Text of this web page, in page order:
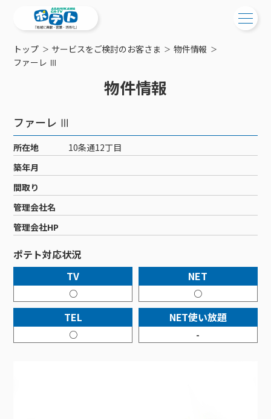
ご検討中の方
工事・配線について
新居をご検討中の方へ
ポテトを導入している集合住宅
物件情報
特典・キャンペーン
おトクな割引サービス
ご加入中の方
ご加入中のサービス確認・変更
WEBメール
サポートサービス
サポートサービストップ
リモートコール
回線速度測定
接続・設定⽅法
訪問サポート＆サポートパックサービス料⾦表
新着情報
メンテナンス・障害情報
ポテトからのプレゼント
イベントカレンダー
講座のご案内
サービス案内
サービス案内
ケーブルテレビ
ケーブルテレビトップ
チャンネル紹介
料⾦プラン
NHK衛星受信料団体⼀括⽀払
機器⼀覧
インターネット
インターネットトップ
料⾦プラン
Wi-Fiサービス
ポテトホーム防犯カメラ
オプションサービス
インターネットギガシェアプラン
固定電話
固定電話トップ
基本料⾦・通話料⾦
オプションサービス
auスマートバリュー
auまとめトーク
ポテトスマートフォントップ
料⾦プラン
機種⼀覧
オプションサービス
でんき
でんきトップ
ポラリンでんき×ポテト
ポテトでんき
暮らしを快適にするサービス
暮らしを快適にするサービストップ
ポテトライフメール
コミチャン
お困りの方はこちら
会社案内
メンテナンス
障害情報
トップ サービスをご検討のお客さま
物件情報
ファーレ Ⅲ
物件情報
ファーレ Ⅲ
所在地
10条通12丁目
築年月
間取り
管理会社名
管理会社HP
ポテト対応状況
TV
○
NET
○
TEL
○
NET使い放題
-